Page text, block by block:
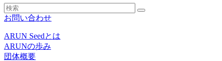
お問い合わせ
ARUN Seedとは
ARUNの歩み
団体概要